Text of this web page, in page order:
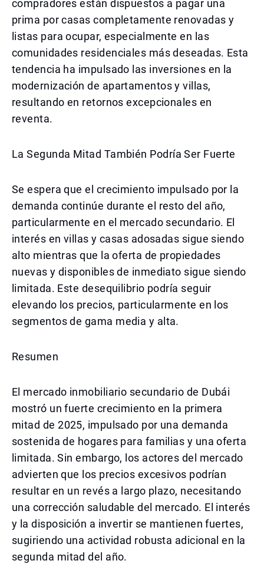
compradores están dispuestos a pagar una
prima por casas completamente renovadas y
listas para ocupar, especialmente en las
comunidades residenciales más deseadas. Esta
tendencia ha impulsado las inversiones en la
modernización de apartamentos y villas,
resultando en retornos excepcionales en
reventa.
La Segunda Mitad También Podría Ser Fuerte
Se espera que el crecimiento impulsado por la
demanda continúe durante el resto del año,
particularmente en el mercado secundario. El
interés en villas y casas adosadas sigue siendo
alto mientras que la oferta de propiedades
nuevas y disponibles de inmediato sigue siendo
limitada. Este desequilibrio podría seguir
elevando los precios, particularmente en los
segmentos de gama media y alta.
Resumen
El mercado inmobiliario secundario de Dubái
mostró un fuerte crecimiento en la primera
mitad de 2025, impulsado por una demanda
sostenida de hogares para familias y una oferta
limitada. Sin embargo, los actores del mercado
advierten que los precios excesivos podrían
resultar en un revés a largo plazo, necesitando
una corrección saludable del mercado. El interés
y la disposición a invertir se mantienen fuertes,
sugiriendo una actividad robusta adicional en la
segunda mitad del año.